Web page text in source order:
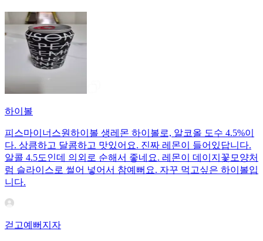
하이볼
피스마이너스원하이볼 생레몬 하이볼로, 알코올 도수 4.5%이
다. 상큼하고 달콤하고 맛있어요. 진짜 레몬이 들어있답니다.
알콜 4.5도인데 의외로 순해서 좋네요. 레몬이 데이지꽃모양처
럼 슬라이스로 썰어 넣어서 참예뻐요. 자꾸 먹고싶은 하이볼입
니다.
걷고예뻐지자